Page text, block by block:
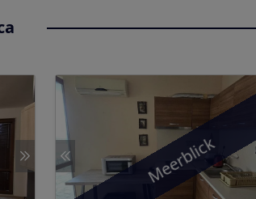
Meerblick